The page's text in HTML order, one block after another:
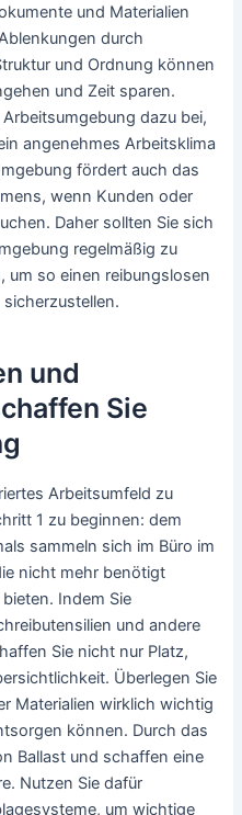
und Materialien
durch
und Ordnung können
und Zeit sparen.
dazu bei,
angenehmes Arbeitsklima
fördert auch das
wenn Kunden oder
Daher sollten Sie sich
regelmäßig zu
um so einen reibungslosen
und
Sie
Arbeitsumfeld zu
1 zu beginnen: dem
sammeln sich im Büro im
nicht mehr benötigt
Indem Sie
und andere
Sie nicht nur Platz,
Überlegen Sie
Materialien wirklich wichtig
können. Durch das
Ballast und schaffen eine
Nutzen Sie dafür
um wichtige